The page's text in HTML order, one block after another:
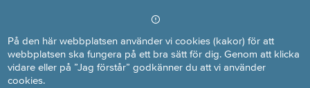
På den här webbplatsen använder vi cookies (kakor) för att
webbplatsen ska fungera på ett bra sätt för dig. Genom att klicka
vidare eller på ”Jag förstår” godkänner du att vi använder
cookies.